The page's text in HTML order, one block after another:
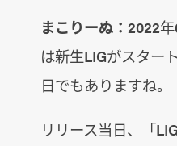
まこりーぬ： 2022
は新生LIGがスター
日でもありますね。
リリース当日、「